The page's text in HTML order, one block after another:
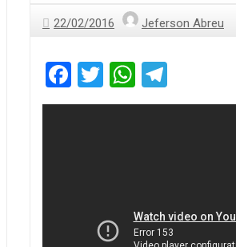
22/02/2016 Jeferson Abreu
Facebook
TwitterWhatsApp